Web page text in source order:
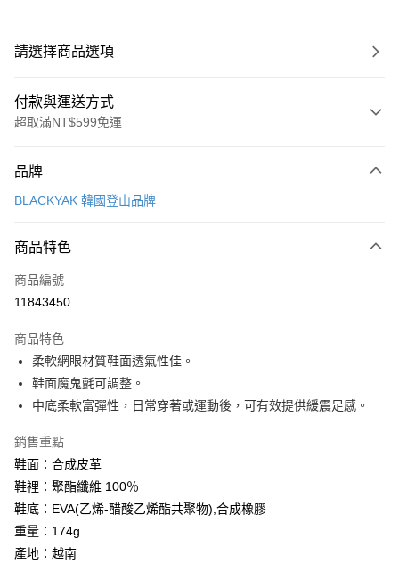
請選擇商品選項
付款與運送方式
超取滿NT$599免運
信用卡一次付款
LINE Pay
Apple Pay
悠遊付
Google Pay
全盈+PAY
大哥付你分期
相關說明
【大哥付你分期使用說明】
1.本服務由台灣大哥大提供，台灣大哥大用戶可立即使用無須另外申請。
2.付款方式選擇「大哥付你分期」，訂單成立後會自動跳轉到大哥付的交易
流程，驗證手機門號後，選擇欲分期的期數、繳款截止日，確認付款後即完
成交易。
AFTEE先享後付
相關說明
AFTEE先享後付是「在收到商品之後才付款」的支付方式。 讓您購物簡單
ATM付款
品牌
BLACKYAK 韓國登山品牌
商品特色
商品編號
11843450
商品特色
柔軟網眼材質鞋面透氣性佳。
鞋面魔鬼氈可調整。
中底柔軟富彈性，日常穿著或運動後，可有效提供緩震足感。
銷售重點
鞋面：合成皮革
鞋裡：聚酯纖維 100％
鞋底：EVA(乙烯-醋酸乙烯酯共聚物),合成橡膠
重量：174g
產地：越南